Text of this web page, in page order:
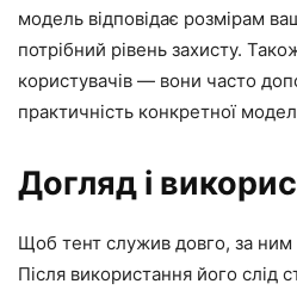
модель відповідає розмірам
потрібний рівень захисту.
користувачів — вони часто
практичність конкретної
Догляд і
Щоб тент служив довго, за ним
Після використання його слід